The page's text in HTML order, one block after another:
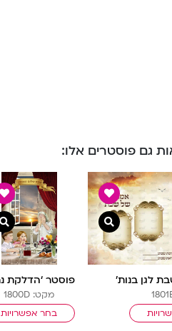
גם פוסטרים אלו:
לגן בנות’
צפייה מהירה
מקט: 1800D
בחר אפשרויות